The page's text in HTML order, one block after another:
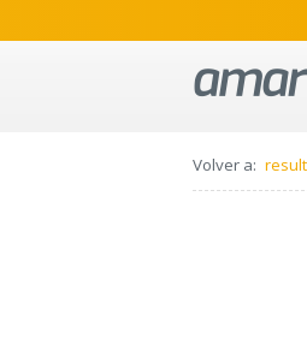
Volver a: